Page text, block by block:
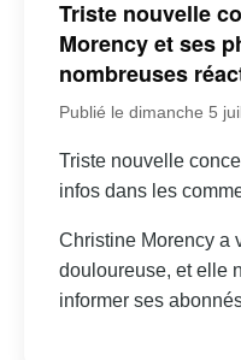
Triste nouvelle
Morency et ses
nombreuses
Publié le dimanche 5
Triste nouvelle
infos dans les
Christine Morency a
douloureuse, et elle
informer ses